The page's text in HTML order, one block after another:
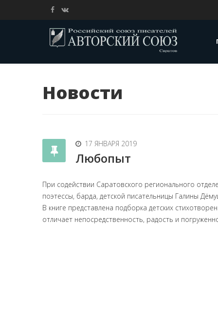
Новости
17 ЯНВАРЯ 2019
Любопыт
При содействии Саратовского регионального
поэтессы, барда, детской писательницы Галины
В книге представлена подборка детских
отличает непосредственность, радость и